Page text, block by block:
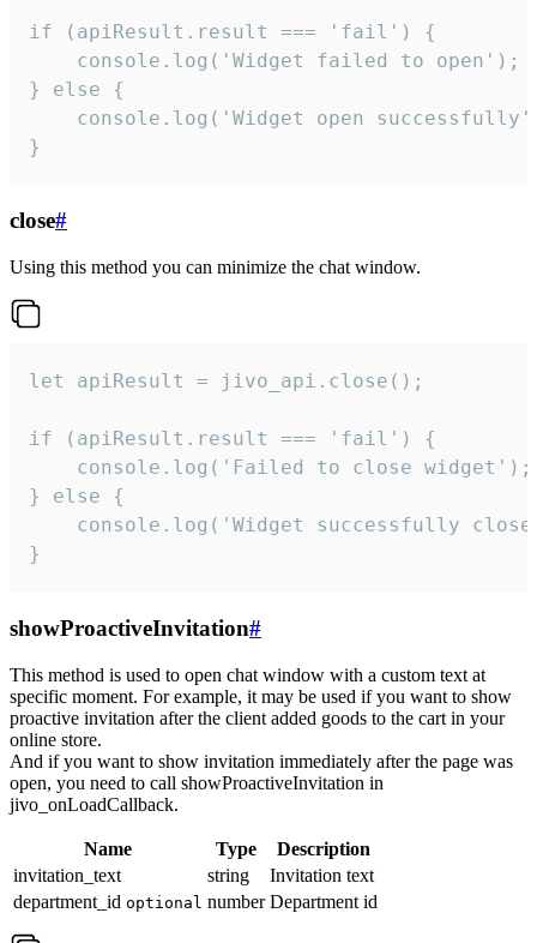
if (apiResult.result === 'fail') {
    console.log('Widget failed to open');
} else {
console.log('Widget open
}
close#
Using this method you can minimize the chat window.
let apiResult = jivo_api.close();
if (apiResult.result === 'fail') {
    console.log('Failed to close widget');
} else {
console.log('Widget successfully
}
showProactiveInvitation#
This method is used to open chat window with a custom text at
specific moment. For example, it may be used if you want to show
proactive invitation after the client added goods to the cart in your
online store.
And if you want to show invitation immediately after the page was
open, you need to call showProactiveInvitation in
jivo_onLoadCallback.
Name Type
Description
invitation_text
string
Invitation text
department_id optional number Department id